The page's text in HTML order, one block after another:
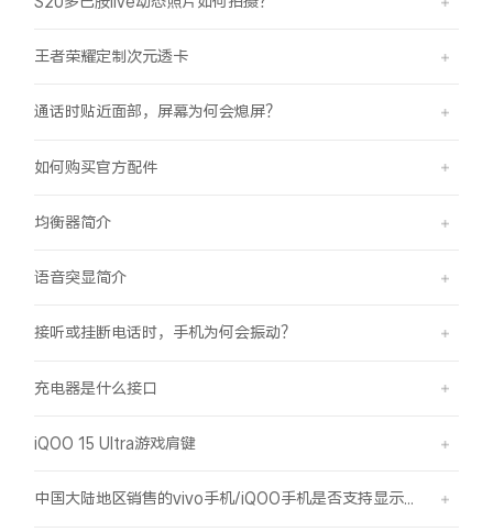
王者荣耀定制次元透卡
通话时贴近面部，屏幕为何会熄屏？
如何购买官方配件
均衡器简介
语音突显简介
接听或挂断电话时，手机为何会振动？
充电器是什么接口
iQOO 15 Ultra游戏肩键
中国大陆地区销售的vivo手机/iQOO手机是否支持显示国外号码的归属地信息？